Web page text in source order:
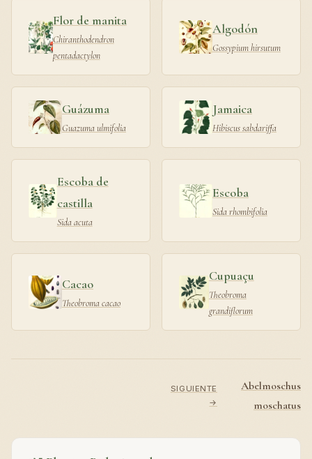
Flor de manita
Chiranthodendron
pentadactylon
Algodón
Gossypium hirsutum
Guázuma
Guazuma ulmifolia
Jamaica
Hibiscus sabdariffa
Escoba de
castilla
Sida acuta
Escoba
Sida rhombifolia
Cacao
Theobroma cacao
Cupuaçu
Theobroma
grandiflorum
SIGUIENTE
→
Abelmoschus
moschatus